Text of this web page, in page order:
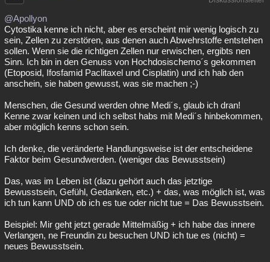
@Apollyon
Cytostika kenne ich nicht, aber es erscheint mir wenig logisch zu
sein, Zellen zu zerstören, aus denen auch Abwehrstoffe entstehen
sollen. Wenn sie die richtigen Zellen nur erwischen, ergibts nen
Sinn. Ich bin in den Genuss von Hochdosischemo´s gekommen
(Etoposid, Ifosfamid Paclitaxel und Cisplatin) und ich hab den
anschein, sie haben gewusst, was sie machen ;-)
Menschen, die Gesund werden ohne Medi´s, glaub ich dran!
Kenne zwar keinen und ich selbst habs mit Medi´s hinbekommen,
aber möglich kenns schon sein.
Ich denke, die veränderte Handlungsweise ist der entscheidene
Faktor beim Gesundwerden. (weniger das Bewusstsein)
Das, was im Leben ist (dazu gehört auch das jetztige
Bewusstsein, Gefühl, Gedanken, etc.) + das, was möglich ist, was
ich tun kann UND ob ich es tue oder nicht tue = Das Bewusstsein.
Beispiel: Mir geht jetzt gerade Mittelmäßig + ich habe das innere
Verlangen, ne Freundin zu besuchen UND ich tue es (nicht) =
neues Bewusstsein.